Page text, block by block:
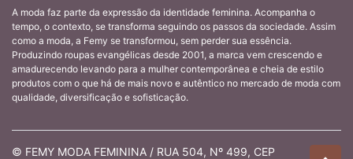
A moda faz parte da expressão da identidade feminina. Acompanha o
tempo, o contexto, se transforma seguindo os passos da sociedade. Assim
como a moda, a Femy se transformou, sem perder sua essência.
Produzindo roupas evangélicas desde 2001, a marca vem crescendo e
amadurecendo levando para a mulher contemporânea e cheia de estilo
produtos com o que há de mais novo e autêntico no mercado de moda com
qualidade, diversificação e sofisticação.
© FEMY MODA FEMININA / RUA 504, Nº 499, CEP